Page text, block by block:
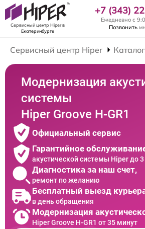
Сервисный центр Hiperв
Екатеринбурге
+7 (343)
Ежедневно с
Позвонить
Сервисный центр Hiper
Модернизация
системы
Hiper Groove H-GR1
Официальный сервис
Гарантийное
акустической системы Hiper до 3
Диагностика за наш счет,
ремонт по желанию
Бесплатный выезд
в день обращения
Модернизация
Hiper Groove H-GR1 от 35 минут